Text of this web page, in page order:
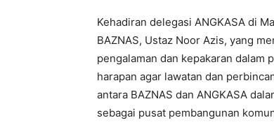
Kehadiran delegasi ANGKASA di
BAZNAS, Ustaz Noor Azis, yang
pengalaman dan kepakaran dalam
harapan agar lawatan dan
antara BAZNAS dan ANGKASA
sebagai pusat pembangunan